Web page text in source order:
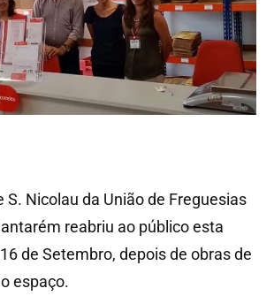
S. Nicolau da União de Freguesias
reabriu ao público esta
de Setembro, depois de obras de
espaço.